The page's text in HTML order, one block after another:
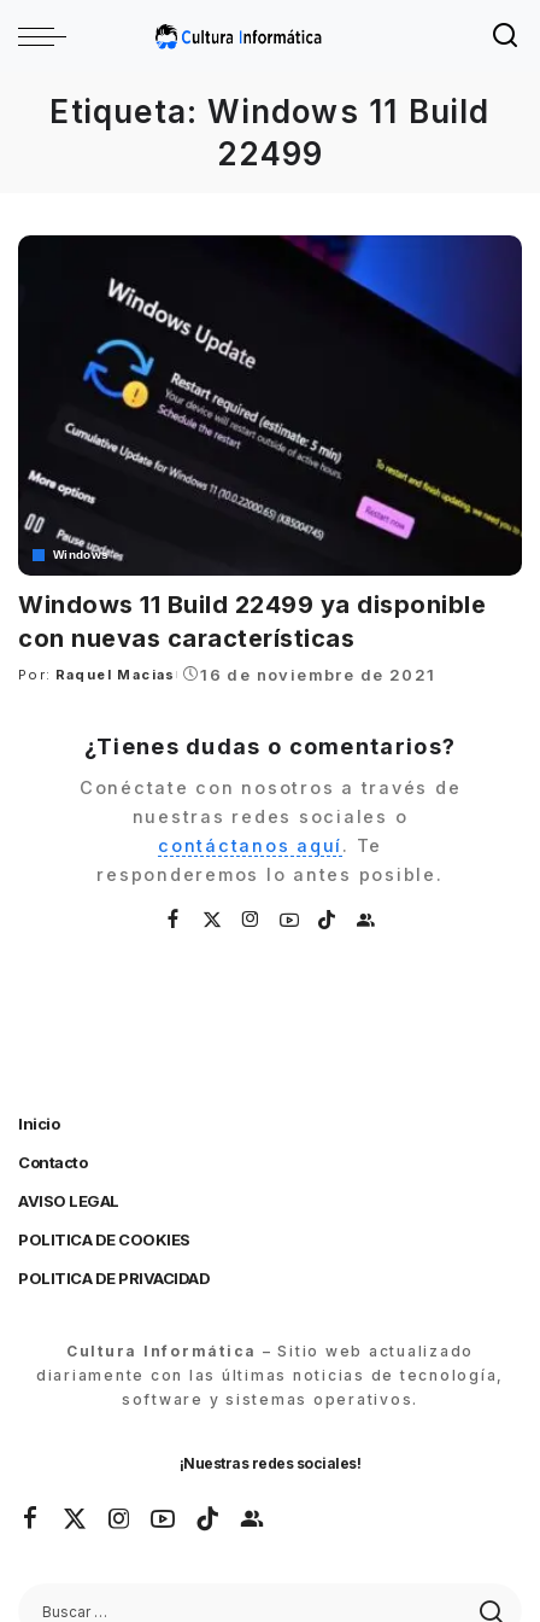
Etiqueta:Windows 11 Build
22499
Windows
Windows 11 Build 22499 ya disponible
con nuevas características
Posted
Por: Raquel Macias 16 de noviembre de 2021
¿Tienes dudas o comentarios?
Conéctate con nosotros a través de
nuestras redes sociales o
contáctanos aquí. Te
responderemos lo antes posible.
Inicio
Contacto
AVISO LEGAL
POLITICA DE COOKIES
POLITICA DE PRIVACIDAD
Cultura Informática – Sitio web actualizado
diariamente con las últimas noticias de tecnología,
software y sistemas operativos.
¡Nuestras redes sociales!